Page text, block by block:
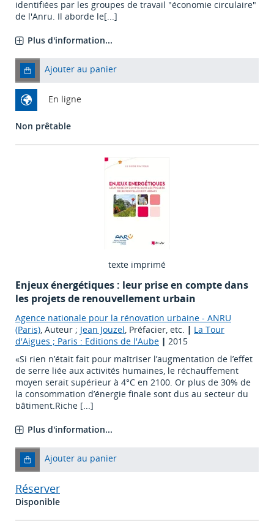
identifiées par les groupes de travail "économie circulaire"
de l'Anru. Il aborde le[...]
Plus d'information...
Ajouter au panier
En ligne
Non prêtable
texte imprimé
Enjeux énergétiques : leur prise en compte dans
les projets de renouvellement urbain
Agence nationale pour la rénovation urbaine - ANRU
(Paris), Auteur ; Jean Jouzel, Préfacier, etc. | La Tour
d'Aigues ; Paris : Editions de l'Aube | 2015
«Si rien n’était fait pour maîtriser l’augmentation de l’effet
de serre liée aux activités humaines, le réchauffement
moyen serait supérieur à 4°C en 2100. Or plus de 30% de
la consommation d’énergie finale sont dus au secteur du
bâtiment.Riche [...]
Plus d'information...
Ajouter au panier
Réserver
Disponible